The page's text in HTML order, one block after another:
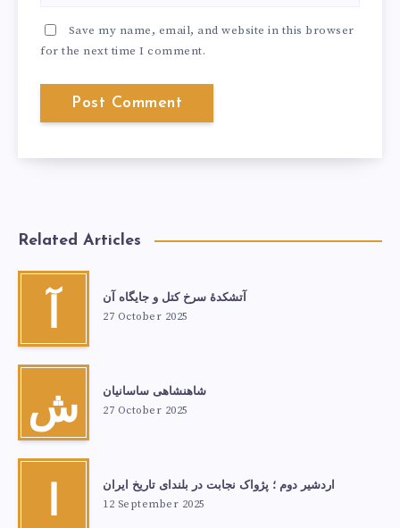
Save my name, email, and website in this browser
for the next time I comment.
Related Articles
آ آتشكدهٔ سرخ‌ کتل و جایگاه آن
27 October 2025
ش شاهنشاهی ساسانیان
27 October 2025
ا اردشیر دوم ؛ پژواک نجابت در بلندای تاریخ ایران
12 September 2025